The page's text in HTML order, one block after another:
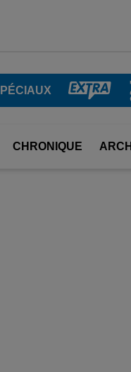
CHRONIQUE